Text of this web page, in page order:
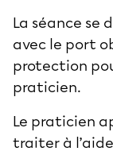
La séance se
avec le port
protection
praticien.
Le praticien
traiter à